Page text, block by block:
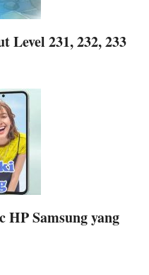
Level 231, 232, 233
Samsung yang